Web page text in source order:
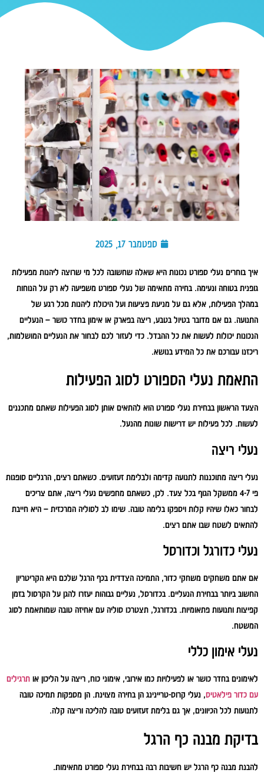
ספטמבר 17, 2025
איך בוחרים נעלי ספורט נכונות היא שאלה שחשובה לכל מי שרוצה ליהנות מפעילות
גופנית בטוחה ונעימה. בחירה מתאימה של נעלי ספורט משפיעה לא רק על הנוחות
במהלך הפעילות, אלא גם על מניעת פציעות ועל היכולת ליהנות מכל רגע של
התנועה. גם אם מדובר בטיול בטבע, ריצה בפארק או אימון בחדר כושר – הנעליים
הנכונות יכולות לעשות את כל ההבדל. כדי לעזור לכם לבחור את הנעליים המושלמות,
ריכזנו עבורכם את כל המידע בנושא.
התאמת נעלי הספורט לסוג הפעילות
הצעד הראשון בבחירת נעלי ספורט הוא להתאים אותן לסוג הפעילות שאתם מתכננים
לעשות. לכל פעילות יש דרישות שונות מהנעל.
נעלי ריצה
נעלי ריצה מתוכננות לתנועה קדימה ולבלימת זעזועים. כשאתם רצים, הרגליים סופגות
פי 4-7 ממשקל הגוף בכל צעד. לכן, כשאתם מחפשים נעלי ריצה, אתם צריכים
לבחור כאלו שיהיו קלות ויספקו בלימה טובה. שימו לב לסוליה המרכזית – היא חייבת
להתאים לשטח שבו אתם רצים.
נעלי כדורגל וכדורסל
אם אתם משחקים משחקי כדור, התמיכה הצדדית בכף הרגל שלכם היא הקריטריון
החשוב ביותר בבחירת הנעליים. בכדורסל, נעליים גבוהות יעזרו להגן על הקרסול בזמן
קפיצות ותנועות פתאומיות. בכדורגל, תצטרכו סוליה עם אחיזה טובה שמותאמת לסוג
המשטח.
נעלי אימון כללי
לאימונים בחדר כושר או לפעילויות כמו אירובי, אימוני כוח, ריצה על הליכון או תרגילים
עם כדור פילאטיס, נעלי קרוס-טריינינג הן בחירה מצוינת. הן מספקות תמיכה טובה
לתנועות לכל הכיוונים, אך גם בלימת זעזועים טובה להליכה וריצה קלה.
בדיקת מבנה כף הרגל
להבנת מבנה כף הרגל יש חשיבות רבה בבחירת נעלי ספורט מתאימות.